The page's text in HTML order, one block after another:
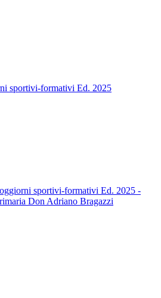
sportivi-formativi Ed. 2025
sportivi-formativi Ed. 2025 -
Don Adriano Bragazzi